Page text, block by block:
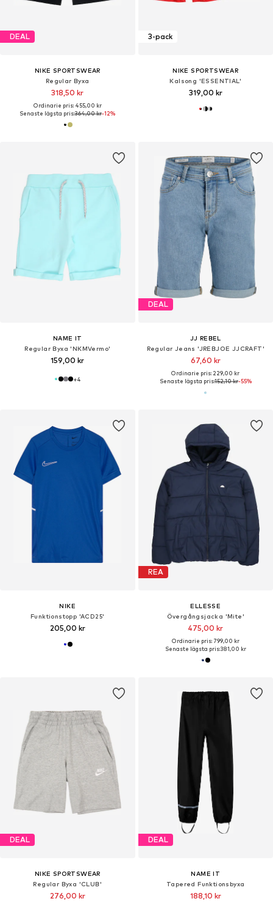
DEAL
NIKE SPORTSWEAR
Regular Byxa
318,50 kr
Ordinarie pris: 455,00 kr
Senaste lägsta pris:364,00 kr-12%
3-pack
NIKE SPORTSWEAR
Kalsong 'ESSENTIAL'
319,00 kr
NAME IT
Regular Byxa 'NKMVermo'
159,00 kr
+4
DEAL
JJ REBEL
Regular Jeans 'JREBJOE JJCRAFT'
67,60 kr
Ordinarie pris: 229,00 kr
Senaste lägsta pris:152,10 kr-55%
NIKE
Funktionstopp 'ACD25'
205,00 kr
REA
ELLESSE
Övergångsjacka 'Mite'
475,00 kr
Ordinarie pris: 799,00 kr
Senaste lägsta pris:381,00 kr
DEAL
NIKE SPORTSWEAR
Regular Byxa 'CLUB'
276,00 kr
DEAL
NAME IT
Tapered Funktionsbyxa
188,10 kr